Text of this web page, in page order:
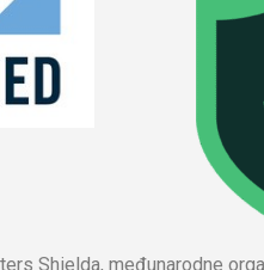
Shielda, međunarodne